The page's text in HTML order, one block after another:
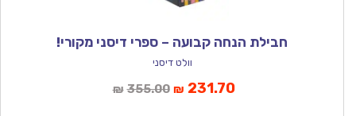
חבילת הנחה קבועה – ספרי דיסני מקורי!
וולט דיסני
₪ 355.00המחיר
₪ 231.70המחיר